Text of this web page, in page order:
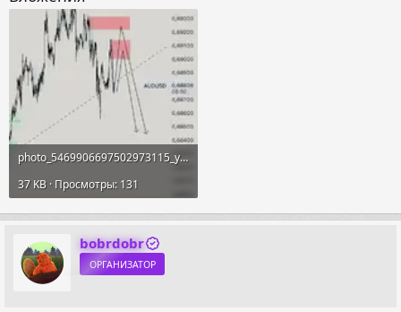
photo_5469906697502973115_y.webp
37 KB · Просмотры: 131
bobrdobr
ОРГАНИЗАТОР